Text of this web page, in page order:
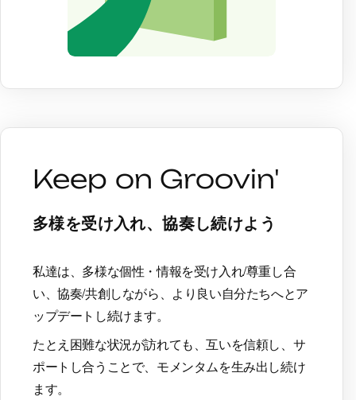
Keep on Groovin'
多様を受け入れ、協奏し続けよう
私達は、多様な個性・情報を受け入れ/尊重し合
い、協奏/共創しながら、 より良い自分たちへとア
ップデートし続けます。
たとえ困難な状況が訪れても、互いを信頼し、サ
ポートし合うことで、モメンタムを生み出し続け
ます。